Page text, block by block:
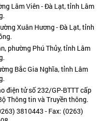
Lâm Viên - Đà Lạt, tỉnh Lâm
Xuân Hương - Đà Lạt, tỉnh
phường Phú Thủy, tỉnh Lâm
Bắc Gia Nghĩa, tỉnh Lâm
điện tử số 232/GP-BTTT cấp
Thông tin và Truyền thông.
3810443 - Fax: (0263)